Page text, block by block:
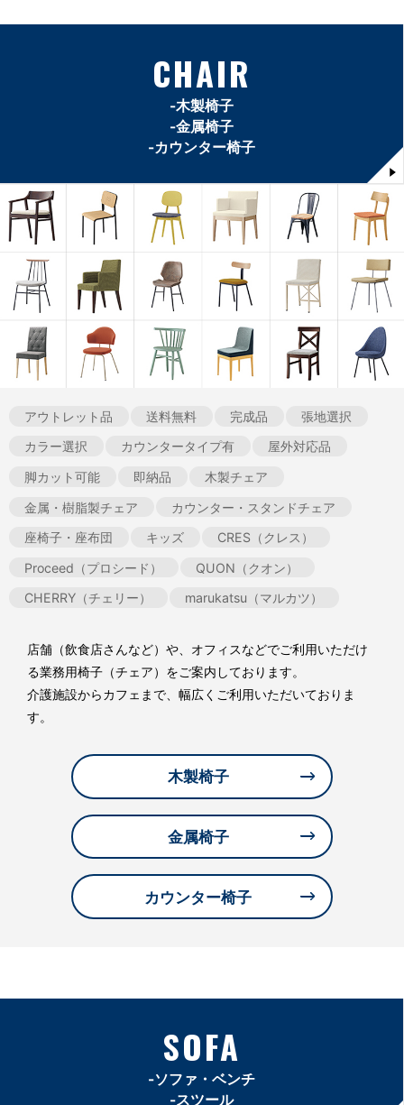
CHAIR
-木製椅子
-金属椅子
-カウンター椅子
アウトレット品 送料無料 完成品
張地選択
カラー選択
カウンタータイプ有
屋外対応品
脚カット可能
即納品
木製チェア
金属・樹脂製チェア
カウンター・スタンドチェア
座椅子・座布団
キッズ
CRES（クレス）
Proceed（プロシード）
QUON（クオン）
CHERRY（チェリー）
marukatsu（マルカツ）
店舗（飲食店さんなど）や、オフィスなどでご利用いただけ
る業務用椅子（チェア）をご案内しております。
介護施設からカフェまで、幅広くご利用いただいておりま
す。
木製椅子
金属椅子
カウンター椅子
SOFA
-ソファ・ベンチ
-スツール